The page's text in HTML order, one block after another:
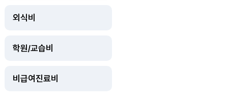
외식비
학원/교습비
비급여진료비